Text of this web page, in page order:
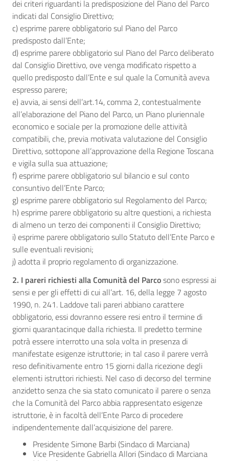
dei criteri riguardanti la predisposizione del Piano del Parco
indicati dal Consiglio Direttivo;
c) esprime parere obbligatorio sul Piano del Parco
predisposto dall’Ente;
d) esprime parere obbligatorio sul Piano del Parco deliberato
dal Consiglio Direttivo, ove venga modificato rispetto a
quello predisposto dall’Ente e sul quale la Comunità aveva
espresso parere;
e) avvia, ai sensi dell’art.14, comma 2, contestualmente
all’elaborazione del Piano del Parco, un Piano pluriennale
economico e sociale per la promozione delle attività
compatibili, che, previa motivata valutazione del Consiglio
Direttivo, sottopone all’approvazione della Regione Toscana
e vigila sulla sua attuazione;
f) esprime parere obbligatorio sul bilancio e sul conto
consuntivo dell’Ente Parco;
g) esprime parere obbligatorio sul Regolamento del Parco;
h) esprime parere obbligatorio su altre questioni, a richiesta
di almeno un terzo dei componenti il Consiglio Direttivo;
i) esprime parere obbligatorio sullo Statuto dell’Ente Parco e
sulle eventuali revisioni;
j) adotta il proprio regolamento di organizzazione.
2. I pareri richiesti alla Comunità del Parcosono espressi ai
sensi e per gli effetti di cui all’art. 16, della legge 7 agosto
1990, n. 241. Laddove tali pareri abbiano carattere
obbligatorio, essi dovranno essere resi entro il termine di
giorni quarantacinque dalla richiesta. Il predetto termine
potrà essere interrotto una sola volta in presenza di
manifestate esigenze istruttorie; in tal caso il parere verrà
reso definitivamente entro 15 giorni dalla ricezione degli
elementi istruttori richiesti. Nel caso di decorso del termine
anzidetto senza che sia stato comunicato il parere o senza
che la Comunità del Parco abbia rappresentato esigenze
istruttorie, è in facoltà dell’Ente Parco di procedere
indipendentemente dall’acquisizione del parere.
Presidente Simone Barbi (Sindaco di Marciana)
Vice Presidente Gabriella Allori (Sindaco di Marciana